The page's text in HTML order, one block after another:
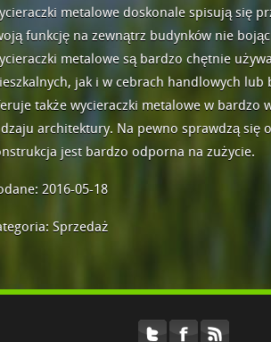
metalowe doskonale spisują się
funkcję na zewnątrz budynków nie
metalowe są bardzo chętnie
jak i w cebrach handlowych
także wycieraczki metalowe w bardzo
architektury. Na pewno sprawdzą się
jest bardzo odporna na zużycie.
2016-05-18
Sprzedaż